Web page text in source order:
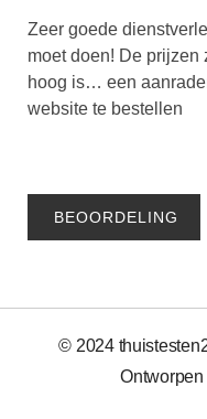
Zeer goede
moet doen! De
hoog is… een
website te bestellen
BEOORDELING
© 2024